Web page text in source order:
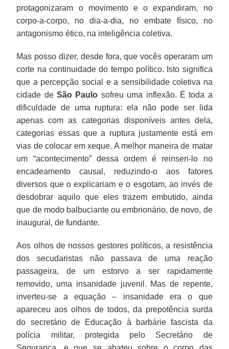
protagonizaram o movimento e o expandiram, no
corpo-a-corpo, no dia-a-dia, no embate físico, no
antagonismo ético, na inteligência coletiva.
Mas posso dizer, desde fora, que vocês operaram um
corte na continuidade do tempo político. Isto significa
que a percepção social e a sensibilidade coletiva na
cidade deSão Paulo sofreu uma inflexão. É toda a
dificuldade de uma ruptura: ela não pode ser lida
apenas com as categorias disponíveis antes dela,
categorias essas que a ruptura justamente está em
vias de colocar em xeque. A melhor maneira de matar
um “acontecimento” dessa ordem é reinseri-lo no
encadeamento causal, reduzindo-o aos fatores
diversos que o explicariam e o esgotam, ao invés de
desdobrar aquilo que eles trazem embutido, ainda
que de modo balbuciante ou embrionário, de novo, de
inaugural, de fundante.
Aos olhos de nossos gestores políticos, a resistência
dos secudaristas não passava de uma reação
passageira, de um estorvo a ser rapidamente
removido, uma insanidade juvenil. Mas de repente,
inverteu-se a equação – insanidade era o que
apareceu aos olhos de todos, da prepotência surda
do secretário de Educação à barbárie fascista da
polícia militar, protegida pelo Secretário de